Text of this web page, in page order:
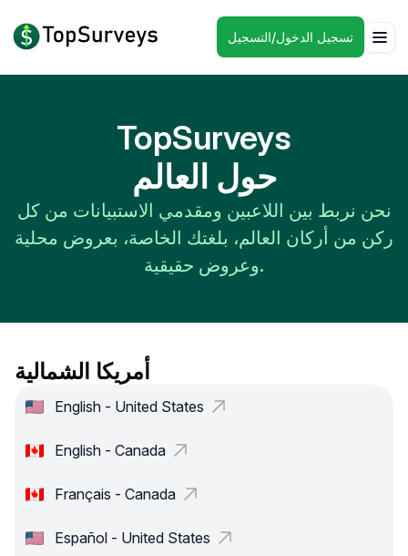
تسجيل الدخول/التسجيل
TopSurveys
حول العالم
نحن نربط بين اللاعبين ومقدمي الاستبيانات من كل
ركن من أركان العالم، بلغتك الخاصة، بعروض محلية
وعروض حقيقية.
أمريكا الشمالية
English - United States
English - Canada
Français - Canada
Español - United States